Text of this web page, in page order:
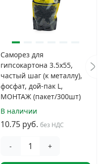
Саморез для
гипсокартона 3.5x55,
частый шаг (к металлу),
фосфат, дой-пак L,
МОНТАЖ (пакет/300шт)
В наличии
10.75 руб. без НДС
- +